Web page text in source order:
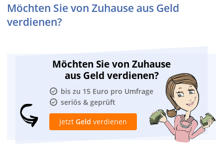
Möchten Sie von Zuhause aus Geld
verdienen?
Möchten Sie von Zuhause
aus Geld verdienen?
bis zu 15 Euro pro Umfrage
seriös & geprüft
Jetzt Geld verdienen